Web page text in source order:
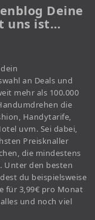
Deine
uns ist…
an Deals und
mehr als 100.000
die
Handytarife,
uvm. Sei dabei,
Preisknaller
die mindestens
Unter den besten
du beispielsweise
für 3,99€ pro Monat
und noch viel